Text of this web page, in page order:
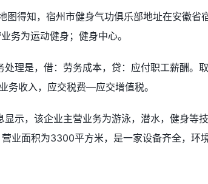
得知，宿州市健身气功俱乐部地址在安徽省
务为运动健身；健身中心。
理是，借：劳务成本，贷：应付职工薪酬。取
务收入，应交税费—应交增值税。
示，该企业主营业务为游泳，潜水，健身等技
业面积为3300平方米，是一家设备齐全，环